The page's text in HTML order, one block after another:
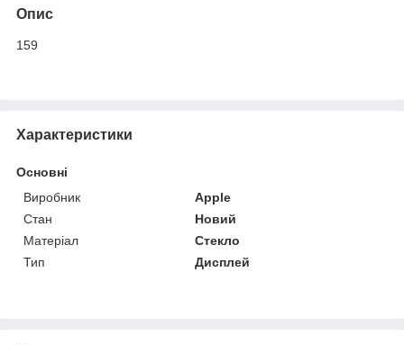
Опис
159
Характеристики
Основні
Виробник
Apple
Стан
Новий
Матеріал
Стекло
Тип
Дисплей